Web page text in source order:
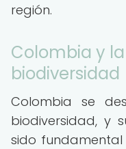
región.
Colombia y
biodiversidad
Colombia se
biodiversidad, y
sido